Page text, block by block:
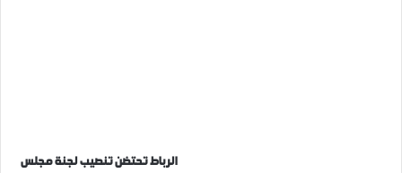
الرباط تحتضن تنصيب لجنة مجلس